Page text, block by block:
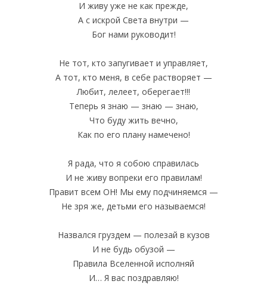
И живу уже не как прежде,
А с искрой Света внутри —
Бог нами руководит!
Не тот, кто запугивает и управляет,
А тот, кто меня, в себе растворяет —
Любит, лелеет, оберегает!!!
Теперь я знаю — знаю — знаю,
Что буду жить вечно,
Как по его плану намечено!
Я рада, что я собою справилась
И не живу вопреки его правилам!
Правит всем ОН! Мы ему подчиняемся —
Не зря же, детьми его называемся!
Назвался груздем — полезай в кузов
И не будь обузой —
Правила Вселенной исполняй
И… Я вас поздравляю!